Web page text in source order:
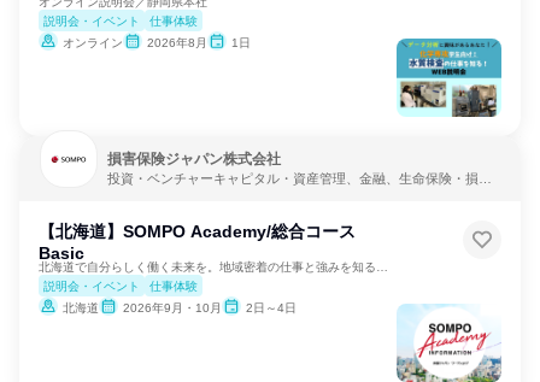
説明会・イベント
仕事体験
オンライン
2026年8月 1日
損害保険ジャパン株式会社
投資・ベンチャーキャピタル・資産管理、金融、生命保険・損害
【北海道】SOMPO Academy/総合コース
Basic
説明会・イベント
仕事体験
北海道
2026年9月・10月 2日～4日